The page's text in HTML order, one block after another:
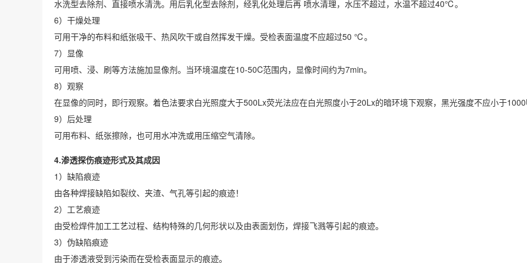
水洗型去除剂、直接喷水清洗。用后乳化型去除剂，经乳化处理后再 喷水清理，水压不超过，水温不超过40℃。
6）干燥处理
可用干净的布料和纸张吸干、热风吹干或自然挥发干燥。受检表面温度不应超过50 ℃。
7）显像
可用喷、浸、刷等方法施加显像剂。当环境温度在10-50C范围内，显像时间约为7min。
8）观察
在显像的同时，即行观察。着色法要求白光照度大于500Lx荧光法应在白光照度小于20Lx的暗环境下观察，黑光强度不应小于
9）后处理
可用布料、纸张擦除，也可用水冲洗或用压缩空气清除。
4.渗透探伤痕迹形式及其成因
1）缺陷痕迹
由各种焊接缺陷如裂纹、夹渣、气孔等引起的痕迹！
2）工艺痕迹
由受检焊件加工工艺过程、结构特殊的几何形状以及由表面划伤，焊接飞溅等引起的痕迹。
3）伪缺陷痕迹
由于渗透液受到污染而在受检表面显示的痕迹。